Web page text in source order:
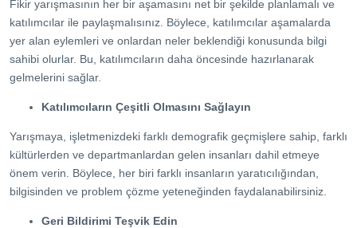
Fikir yarışmasının her bir aşamasını net bir şekilde planlamalı ve
katılımcılar ile paylaşmalısınız. Böylece, katılımcılar aşamalarda
yer alan eylemleri ve onlardan neler beklendiği konusunda bilgi
sahibi olurlar. Bu, katılımcıların daha öncesinde hazırlanarak
gelmelerini sağlar.
Katılımcıların Çeşitli Olmasını Sağlayın
Yarışmaya, işletmenizdeki farklı demografik geçmişlere sahip, farklı
kültürlerden ve departmanlardan gelen insanları dahil etmeye
önem verin. Böylece, her biri farklı insanların yaratıcılığından,
bilgisinden ve problem çözme yeteneğinden faydalanabilirsiniz.
Geri Bildirimi Teşvik Edin